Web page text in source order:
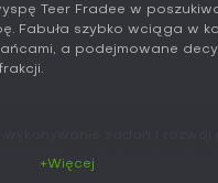
Teer Fradee w
Fabuła szybko wciąga w
a podejmowane
ciosów, parować ataki i
+Więcej